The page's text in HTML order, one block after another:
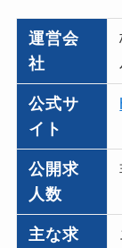
運営会
社
公式サ
イト
公開求
人数
主な求